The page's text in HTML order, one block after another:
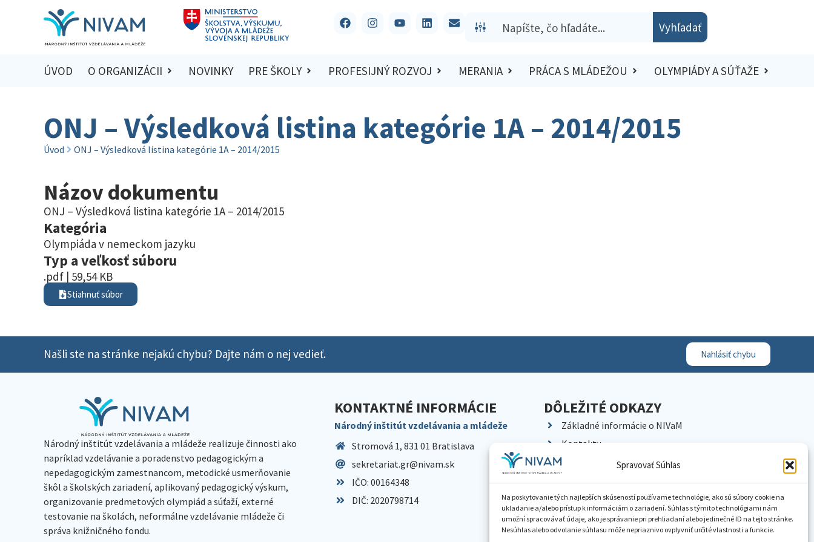
Spravovať Súhlas
Na poskytovanie tých najlepších skúseností používame technológie, ako sú súbory cookie na
ukladanie a/alebo prístup k informáciám o zariadení. Súhlas s týmito technológiami nám
umožní spracovávať údaje, ako je správanie pri prehliadaní alebo jedinečné ID na tejto stránke.
Nesúhlas alebo odvolanie súhlasu môže nepriaznivo ovplyvniť určité vlastnosti a funkcie.
Vyhľadať
ÚVOD O ORGANIZÁCII NOVINKY PRE ŠKOLY PROFESIJNÝ ROZVOJ MERANIA PRÁCA S MLÁDEŽOU OLYMPIÁDY A SÚŤAŽE
ONJ – Výsledková listina kategórie 1A – 2014/2015
Úvod ONJ – Výsledková listina kategórie 1A – 2014/2015
Názov dokumentu
ONJ – Výsledková listina kategórie 1A – 2014/2015
Kategória
Olympiáda v nemeckom jazyku
Typ a veľkosť súboru
.pdf | 59,54 KB
Stiahnuť súbor
Našli ste na stránke nejakú chybu? Dajte nám o nej vedieť. Nahlásiť chybu
Národný inštitút vzdelávania a mládeže realizuje činnosti ako
napríklad vzdelávanie a poradenstvo pedagogickým a
nepedagogickým zamestnancom, metodické usmerňovanie
škôl a školských zariadení, aplikovaný pedagogický výskum,
organizovanie predmetových olympiád a súťaží, externé
testovanie na školách, neformálne vzdelávanie mládeže či
správa knižničného fondu.
KONTAKTNÉ INFORMÁCIE
Národný inštitút vzdelávania a mládeže
Stromová 1, 831 01 Bratislava
sekretariat.gr@nivam.sk
IČO: 00164348
DIČ: 2020798714
DÔLEŽITÉ ODKAZY
Základné informácie o NIVaM
Kontakty
Kariéra
Pracoviská NIVaM
Dokumenty inštitúcie
Knižnica